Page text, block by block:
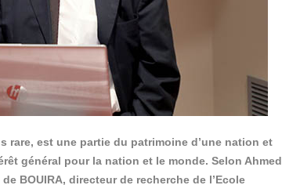
rare, est une partie du patrimoine d’une nation et
général pour la nation et le monde. Selon Ahmed
BOUIRA, directeur de recherche de l’Ecole